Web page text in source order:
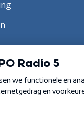
Privacybeleid